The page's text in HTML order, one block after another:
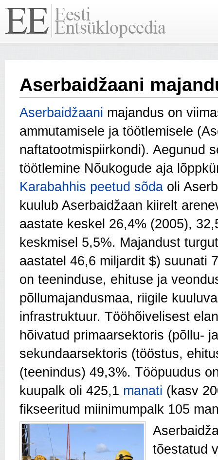
Aserbaidžaani
Aserbaidžaani majandus on
ammutamisele ja töötlemisele
naftatootmispiirkondi). Aegunud
töötlemine Nõukogude aja
Karabahhis peetud sõda oli
kuulub Aserbaidžaan kiirelt
aastate keskel 26,4% (2005),
keskmisel 5,5%. Majandust
aastatel 46,6 miljardit $) suunati
on teeninduse, ehituse ja
põllumajandusmaa, riigile
infrastruktuur. Tööhõivelisest
hõivatud primaarsektoris (põllu-
sekundaarsektoris (tööstus,
(teenindus) 49,3%. Tööpuudus
kuupalk oli 425,1 manati (kasv
fikseeritud miinimumpalk 105
tõestatud